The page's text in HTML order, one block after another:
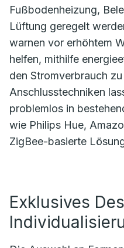
Fußbodenheizung,
Lüftung geregelt
warnen vor erhöhtem
helfen, mithilfe
den Stromverbrauch
Anschlusstechniken
problemlos in
wie Philips Hue,
ZigBee-basierte
Exklusives